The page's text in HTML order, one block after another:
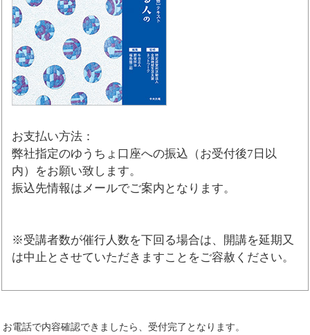
お支払い方法：
弊社指定のゆうちょ口座への振込（お受付後7日以
内）をお願い致します。
振込先情報はメールでご案内となります。
※受講者数が催行人数を下回る場合は、開講を延期又
は中止とさせていただきますことをご容赦ください。
お電話で内容確認できましたら、受付完了となります。